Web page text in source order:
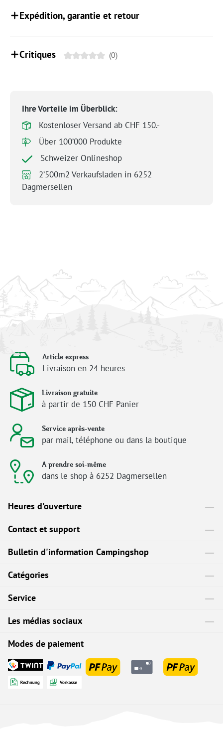
Expédition, garantie et retour
Critiques (0)
Ihre Vorteile im Überblick:
Kostenloser Versand ab CHF 150.-
Über 100’000 Produkte
Schweizer Onlineshop
2’500m2 Verkaufsladen in 6252
Dagmersellen
Article express
Livraison en 24 heures
Livraison gratuite
à partir de 150 CHF Panier
Service après-vente
par mail, téléphone ou dans la boutique
A prendre soi-même
dans le shop à 6252 Dagmersellen
Heures d'ouverture
Contact et support
Bulletin d'information Campingshop
Catégories
Service
Les médias sociaux
Modes de paiement